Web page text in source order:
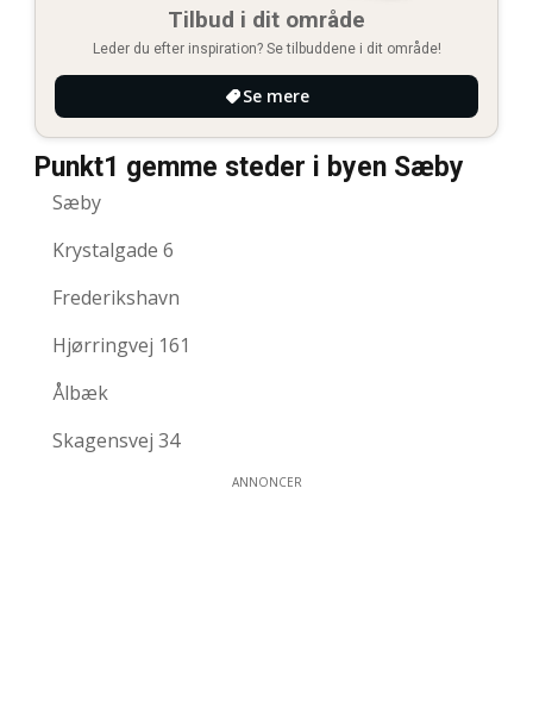
Tilbud i dit område
Leder du efter inspiration? Se tilbuddene i dit område!
Se mere
Punkt1 gemme steder i byen Sæby
Sæby
Krystalgade 6
Frederikshavn
Hjørringvej 161
Ålbæk
Skagensvej 34
ANNONCER